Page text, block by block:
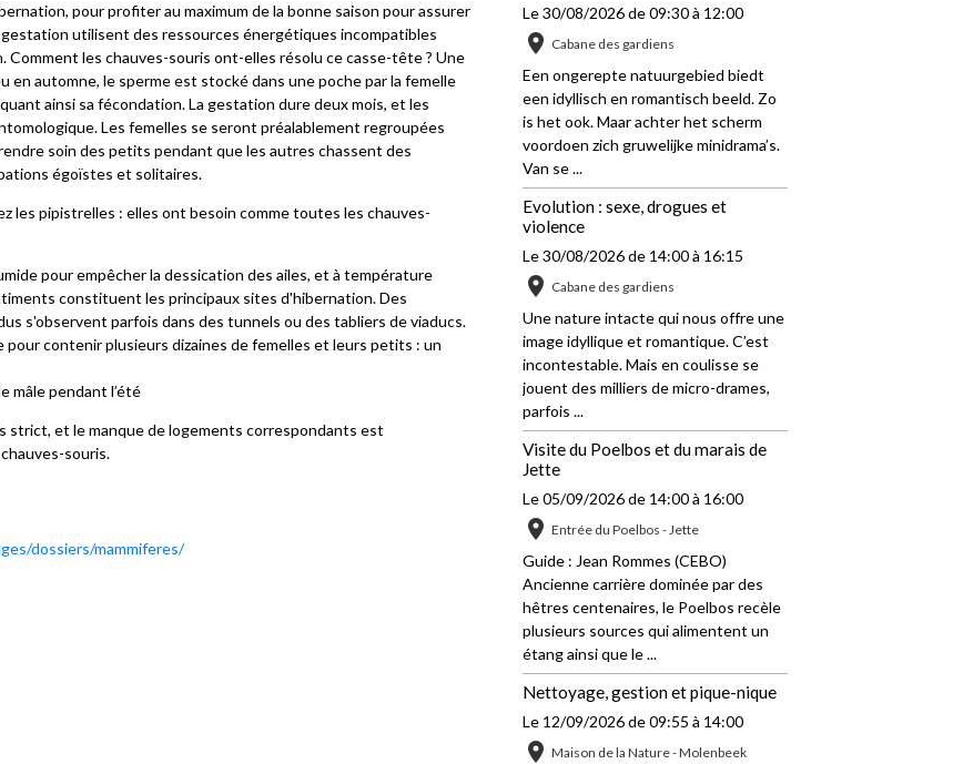
pour profiter au maximum de la bonne saison pour assurer
utilisent des ressources énergétiques incompatibles
Comment les chauves-souris ont-elles résolu ce casse-tête ? Une
en automne, le sperme est stocké dans une poche par la femelle
ainsi sa fécondation. La gestation dure deux mois, et les
Les femelles se seront préalablement regroupées
soin des petits pendant que les autres chassent des
égoïstes et solitaires.
les pipistrelles : elles ont besoin comme toutes les chauves-
pour empêcher la dessication des ailes, et à température
constituent les principaux sites d'hibernation. Des
s'observent parfois dans des tunnels ou des tabliers de viaducs.
pour contenir plusieurs dizaines de femelles et leurs petits : un
mâle pendant l’été
strict, et le manque de logements correspondants est
souris.
dossiers/mammiferes/
Le 30/08/2026de 09:30à 12:00
Cabane des gardiens
Een ongerepte natuurgebied biedt
een idyllisch en romantisch beeld. Zo
is het ook. Maar achter het scherm
voordoen zich gruwelijke minidrama’s.
Van se ...
Evolution : sexe, drogues et
violence
Le 30/08/2026de 14:00à 16:15
Cabane des gardiens
Une nature intacte qui nous offre une
image idyllique et romantique. C’est
incontestable. Mais en coulisse se
jouent des milliers de micro-drames,
parfois ...
Visite du Poelbos et du marais de
Jette
Le 05/09/2026de 14:00à 16:00
Entrée du Poelbos - Jette
Guide : Jean Rommes (CEBO)
Ancienne carrière dominée par des
hêtres centenaires, le Poelbos recèle
plusieurs sources qui alimentent un
étang ainsi que le ...
Nettoyage, gestion et pique-nique
Le 12/09/2026de 09:55 à 14:00
Maison de la Nature - Molenbeek